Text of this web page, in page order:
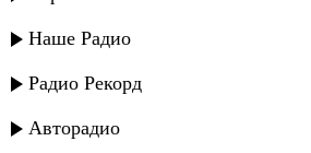
Наше Радио
Радио Рекорд
Авторадио